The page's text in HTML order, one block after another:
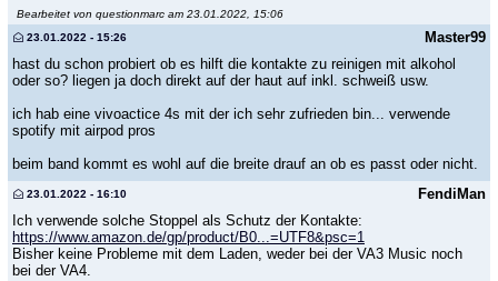
Bearbeitet von questionmarc am 23.01.2022, 15:06
Master99
23.01.2022 - 15:26
hast du schon probiert ob es hilft die kontakte zu reinigen mit alkohol
oder so? liegen ja doch direkt auf der haut auf inkl. schweiß usw.
ich hab eine vivoactice 4s mit der ich sehr zufrieden bin... verwende
spotify mit airpod pros
beim band kommt es wohl auf die breite drauf an ob es passt oder nicht.
FendiMan
23.01.2022 - 16:10
Ich verwende solche Stoppel als Schutz der Kontakte:
https://www.amazon.de/gp/product/B0...=UTF8&psc=1
Bisher keine Probleme mit dem Laden, weder bei der VA3 Music noch
bei der VA4.